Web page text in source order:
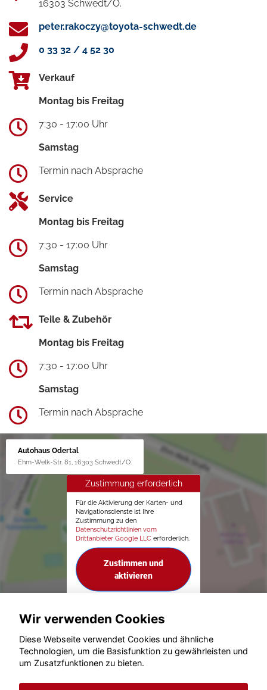
16303 Schwedt/O.
peter.rakoczy@toyota-schwedt.de
0 33 32 / 4 52 30
Verkauf
Montag bis Freitag
7:30 - 17:00 Uhr
Samstag
Termin nach Absprache
Service
Montag bis Freitag
7:30 - 17:00 Uhr
Samstag
Termin nach Absprache
Teile & Zubehör
Montag bis Freitag
7:30 - 17:00 Uhr
Samstag
Termin nach Absprache
Autohaus Odertal
Ehm-Welk-Str. 81, 16303 Schwedt/O.
Zustimmung erforderlich
Für die Aktivierung der Karten- und
Navigationsdienste ist Ihre
Zustimmung zu den
Datenschutzrichtlinien vom
Drittanbieter Google LLC erforderlich.
Zustimmen und
aktivieren
© konjunkturmotor.de GmbH 2020 - 2026
Wir verwenden Cookies
Diese Webseite verwendet Cookies und ähnliche
Technologien, um die Basisfunktion zu gewährleisten und
um Zusatzfunktionen zu bieten.